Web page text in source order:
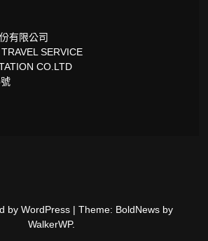
有限公司
SERVICE
CO.LTD
by WordPress | Theme: BoldNews by
WalkerWP.